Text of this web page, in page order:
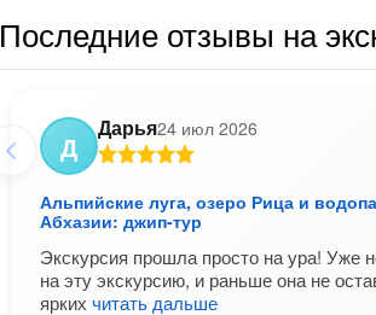
Последние отзывы на
Д
Дарья24 июл 2026
Альпийские луга, озеро Рица и
Абхазии: джип-тур
Экскурсия прошла просто на ура! Уже
на эту экскурсию, и раньше она не
ярких читать дальше